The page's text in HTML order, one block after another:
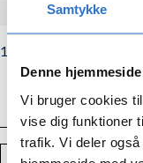
Samtykke
Denne
Vi bruger cookies
vise dig funktioner
trafik. Vi deler
#MI140
1.198,00
Normalpris
1.198,00 kr.
Antal